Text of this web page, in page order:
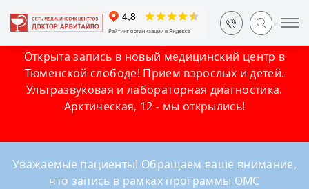
Открыта запись в новый медицинский центр в
Тюменской слободе! Прием взрослых и детей.
Ультразвуковая и лабораторная диагностика.
Арктическая, 12 - мы открылись!
Уважаемые пациенты! Обращаем ваше внимание,
что запись в рамках программы ОМС